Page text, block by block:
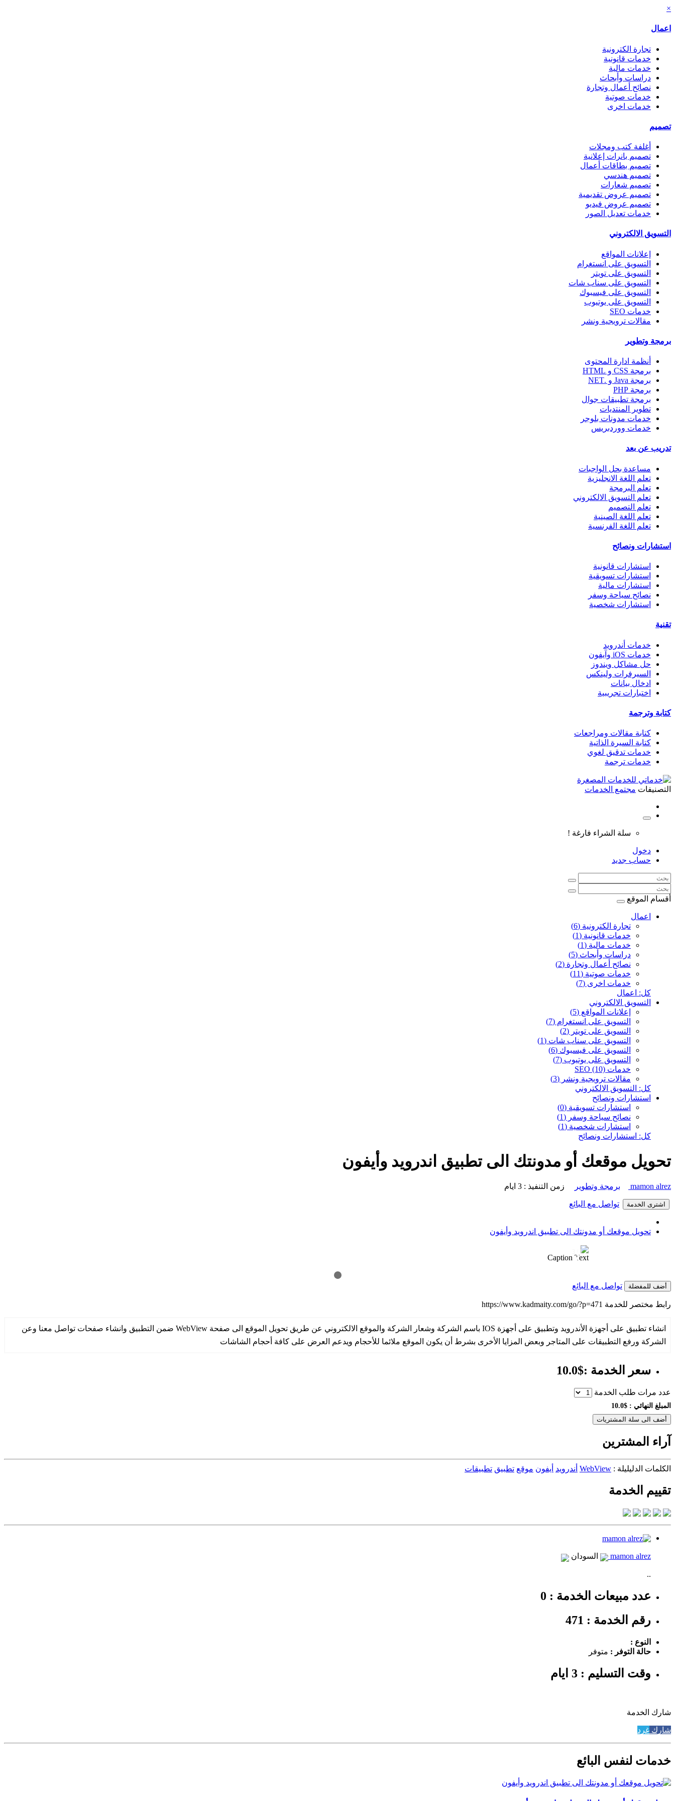
×
اعمال
تجارة الكترونية
خدمات قانونية
خدمات مالية
دراسات وأبحاث
نصائح أعمال وتجارة
خدمات صوتية
خدمات اخرى
تصميم
أغلفة كتب ومجلات
تصميم بانرات إعلانية
تصميم بطاقات أعمال
تصميم هندسي
تصميم شعارات
تصميم عروض تقديمية
تصميم عروض فيديو
خدمات تعديل الصور
التسويق الالكتروني
إعلانات المواقع
التسويق على انستغرام
التسويق على تويتر
التسويق على سناب شات
التسويق على فيسبوك
التسويق على يوتيوب
خدمات SEO
مقالات ترويجية ونشر
برمجة وتطوير
أنظمة ادارة المحتوى
برمجة CSS و HTML
برمجة Java و .NET
برمجة PHP
برمجة تطبيقات جوال
تطوير المنتديات
خدمات مدونات بلوجر
خدمات ووردبريس
تدريب عن بعد
مساعدة بحل الواجبات
تعلم اللغة الانجليزية
تعلم البرمجة
تعلم التسويق الالكتروني
تعلم التصميم
تعلم اللغة الصينية
تعلم اللغة الفرنسية
استشارات ونصائح
استشارات قانونية
استشارات تسويقية
استشارات مالية
نصائح سياحة وسفر
استشارات شخصية
تقنية
خدمات أندرويد
خدمات iOS وآيفون
حل مشاكل ويندوز
السيرفرات ولينكس
ادخال بيانات
اختبارات تجريبية
كتابة وترجمة
كتابة مقالات ومراجعات
كتابة السيرة الذاتية
خدمات تدقيق لغوي
خدمات ترجمة
التصنيفات مجتمع الخدمات
سلة الشراء فارغة !
دخول
حساب جديد
أقسام الموقع
اعمال
تجارة الكترونية (6)
خدمات قانونية (1)
خدمات مالية (1)
دراسات وأبحاث (5)
نصائح أعمال وتجارة (2)
خدمات صوتية (11)
خدمات اخرى (7)
كل: اعمال
التسويق الالكتروني
إعلانات المواقع (5)
التسويق على انستغرام (7)
التسويق على تويتر (2)
التسويق على سناب شات (1)
التسويق على فيسبوك (6)
التسويق على يوتيوب (7)
خدمات SEO (10)
مقالات ترويجية ونشر (3)
كل: التسويق الالكتروني
استشارات ونصائح
استشارات تسويقية (0)
نصائح سياحة وسفر (1)
استشارات شخصية (1)
كل: استشارات ونصائح
تحويل موقعك أو مدونتك الى تطبيق اندرويد وأيفون
mamon alrez برمجة وتطوير زمن التنفيذ : 3 ايام
اشترى الخدمة تواصل مع البائع
تحويل موقعك أو مدونتك الى تطبيق اندرويد وأيفون
1 / 3
Caption Text
❮
أضف للمفضلة تواصل مع البائع
رابط مختصر للخدمة https://www.kadmaity.com/go/?p=471
انشاء تطبيق على أجهزة الأندرويد وتطبيق على أجهزة IOS باسم الشركة وشعار الشركة والموقع الالكتروني عن طريق تحويل الموقع الى صفحة WebView ضمن التطبيق وانشاء صفحات تواصل معنا وعن
الشركة ورفع التطبيقات على المتاجر وبعض المزايا الأخرى بشرط أن يكون الموقع ملائما للأحجام ويدعم العرض على كافة أحجام الشاشات
سعر الخدمة :$10.0
عدد مرات طلب الخدمة
المبلغ النهائي : $10.0
أضف الى سلة المشتريات
آراء المشترين
الكلمات الدليليلة : WebView أندرويد أيفون موقع تطبيق تطبيقات
تقييم الخدمة
mamon alrez السودان
..
عدد مبيعات الخدمة : 0
رقم الخدمة : 471
النوع :
حالة التوفر : متوفر
وقت التسليم : 3 ايام
شارك الخدمة
شارك غرد
خدمات لنفس البائع